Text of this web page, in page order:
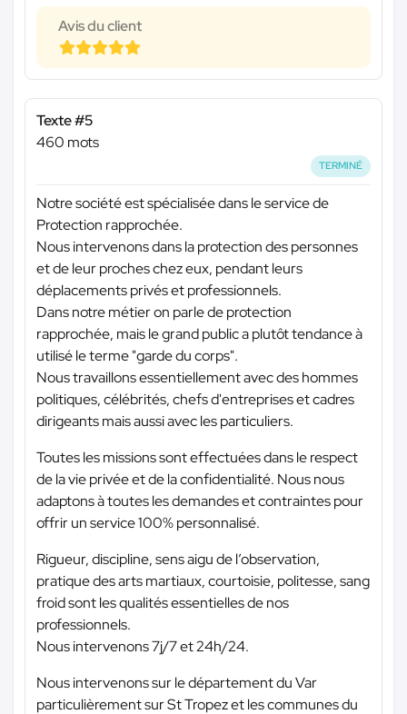
Avis du client
Texte #5
460 mots
TERMINÉ
Notre société est spécialisée dans le service de
Protection rapprochée.
Nous intervenons dans la protection des personnes
et de leur proches chez eux, pendant leurs
déplacements privés et professionnels.
Dans notre métier on parle de protection
rapprochée, mais le grand public a plutôt tendance à
utilisé le terme "garde du corps".
Nous travaillons essentiellement avec des hommes
politiques, célébrités, chefs d'entreprises et cadres
dirigeants mais aussi avec les particuliers.
Toutes les missions sont effectuées dans le respect
de la vie privée et de la confidentialité. Nous nous
adaptons à toutes les demandes et contraintes pour
offrir un service 100% personnalisé.
Rigueur, discipline, sens aigu de l’observation,
pratique des arts martiaux, courtoisie, politesse, sang
froid sont les qualités essentielles de nos
professionnels.
Nous intervenons 7j/7 et 24h/24.
Nous intervenons sur le département du Var
particulièrement sur St Tropez et les communes du